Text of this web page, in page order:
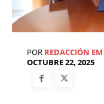
POR REDACCIÓN EM
OCTUBRE 22, 2025